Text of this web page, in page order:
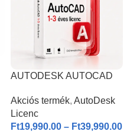
AUTODESK AUTOCAD
1-3 éves licenc I
Akciós termék, AutoDesk
Licenc
Ft19,990.00 – Ft39,990.00